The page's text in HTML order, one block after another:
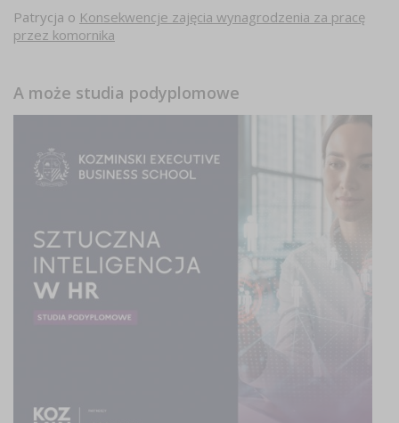
Patrycja o Konsekwencje zajęcia wynagrodzenia za pracę
przez komornika
A może studia podyplomowe